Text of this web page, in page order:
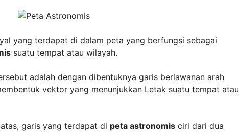
yang terdapat di dalam peta yang berfungsi sebagai
suatu tempat atau wilayah.
adalah dengan dibentuknya garis berlawanan arah
vektor yang menunjukkan Letak suatu tempat atau
garis yang terdapat di peta astronomis ciri dari dua